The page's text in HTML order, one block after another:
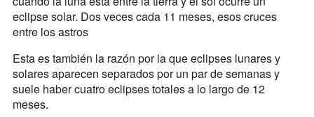
eclipse solar. Dos veces cada 11 meses, esos cruces
entre los astros
Esta es también la razón por la que eclipses lunares y
solares aparecen separados por un par de semanas y
suele haber cuatro eclipses totales a lo largo de 12
meses.